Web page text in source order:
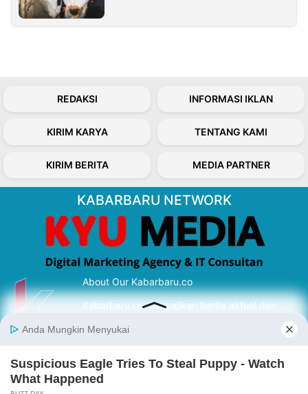
REDAKSI INFORMASI IKLAN
KIRIM KARYA TENTANG KAMI
KIRIM BERITA MEDIA PARTNER
KABARBARU NETWORK
About Our Kabarbaru.co
Kabarbaru.co menyajikan berita aktual dan
serta terverifikasi dari sumber yang tepat.
Follow Kabarbaru